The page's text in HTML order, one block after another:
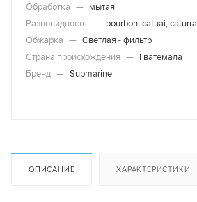
Обработка — мытая
Разновидность — bourbon, catuai, caturra
Обжарка — Светлая - фильтр
Страна происхождения — Гватемала
Бренд — Submarine
ОПИСАНИЕ ХАРАКТЕРИСТИКИ